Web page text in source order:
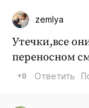
zemlya
Утечки,все
переносном
+8 Ответить